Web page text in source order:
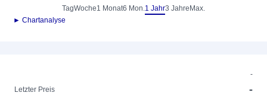
TagWoche1 Monat6 Mon.1 Jahr3 Jahre Max.
► Chartanalyse
-
Letzter Preis
-